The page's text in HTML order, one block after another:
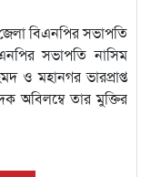
বিএনপির সভাপতি
সভাপতি নাসিম
ও মহানগর ভারপ্রাপ্ত
অবিলম্বে তার মুক্তির